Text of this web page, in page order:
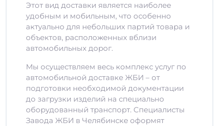
Этот вид доставки является наиболее
удобным и мобильным, что особенно
актуально для небольших партий товара и
объектов, расположенных вблизи
автомобильных дорог.
Мы осуществляем весь комплекс услуг по
автомобильной доставке ЖБИ – от
подготовки необходимой документации
до загрузки изделий на специально
оборудованный транспорт. Специалисты
Завода ЖБИ в Челябинске оформят